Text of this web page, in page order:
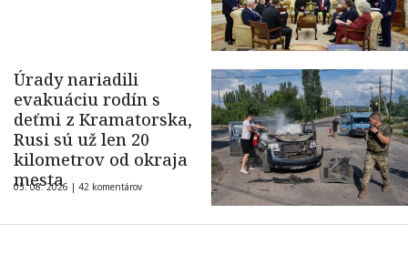
Úrady nariadili
evakuáciu rodín s
deťmi z Kramatorska,
Rusi sú už len 20
kilometrov od okraja
mesta
05. 08. 2026 | 42 komentárov